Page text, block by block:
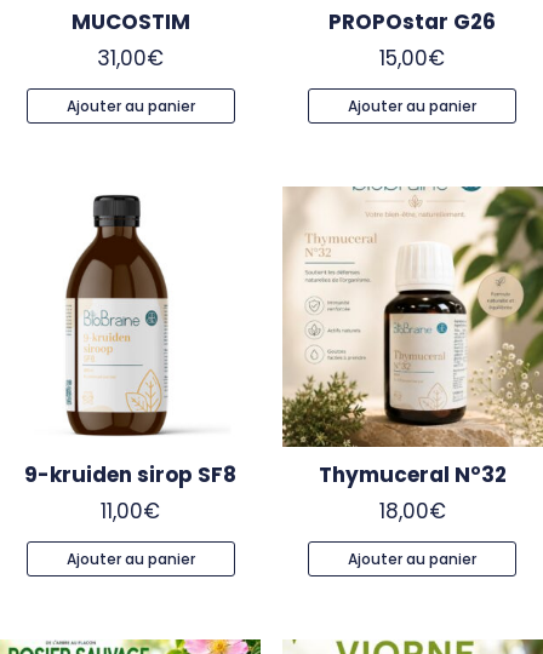
MUCOSTIM
31,00€
Ajouter au panier
PROPOstar G26
15,00€
Ajouter au panier
9-kruiden sirop SF8
11,00€
Ajouter au panier
Thymuceral N°32
18,00€
Ajouter au panier